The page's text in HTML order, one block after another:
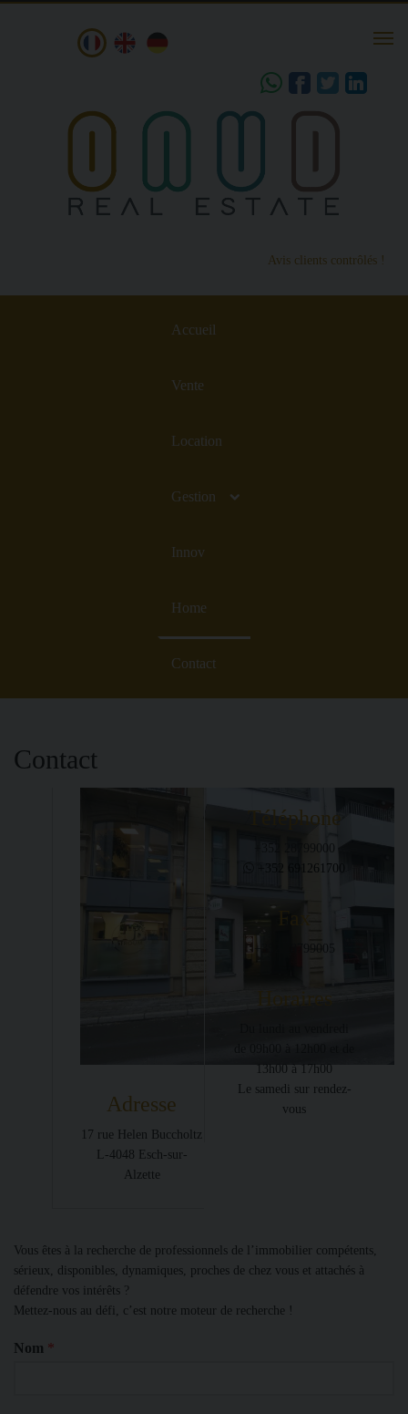
Avis clients contrôlés !
Accueil
Vente
Location
Gestion
Innov
Home
Contact
Contact
Adresse
17 rue Helen Buccholtz
L-4048 Esch-sur-
Alzette
Téléphone
+352 691261700
Fax
Horaires
13h00 à 17h00
Le samedi sur rendez-
vous
Vous êtes à la recherche de professionnels de l’immobilier compétents,
sérieux, disponibles, dynamiques, proches de chez vous et attachés à
défendre vos intérêts ?
Mettez-nous au défi, c’est notre moteur de recherche !
Nom *